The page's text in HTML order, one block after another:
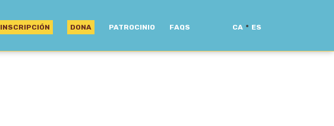
INSCRIPCIÓN DONA PATROCINIO FAQS CA · ES